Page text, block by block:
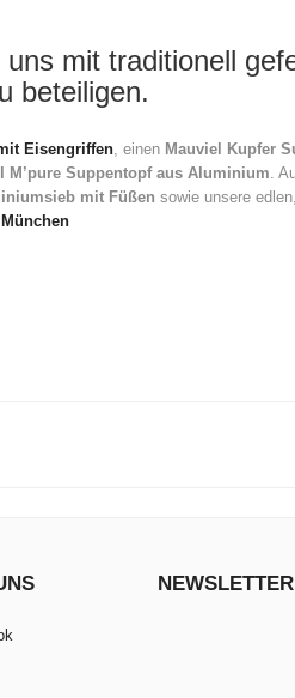
mit traditionell
beteiligen.
Eisengriffen , einen Mauviel Kupfer
M’pure Suppentopf aus Aluminium .
mit Füßen sowie unsere
NEWSLETTER